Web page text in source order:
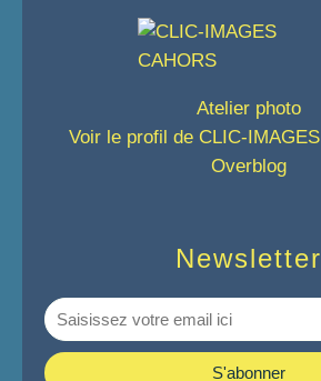
Newsletter
Atelier photo
Voir le profil de CLIC-IMAGES
Overblog